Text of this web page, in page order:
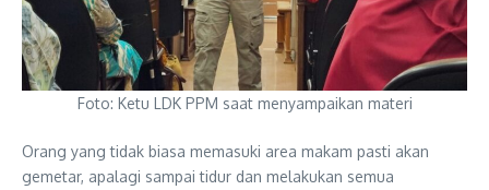
Foto: Ketu LDK PPM saat menyampaikan materi
Orang yang tidak biasa memasuki area makam pasti akan
gemetar, apalagi sampai tidur dan melakukan semua